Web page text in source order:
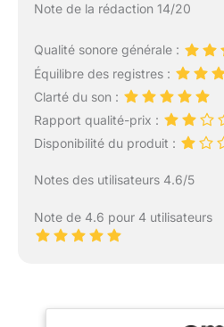
Note de la rédaction 14/20
Qualité sonore générale :
Équilibre des registres :
Clarté du son :
Rapport qualité-prix :
Disponibilité du produit :
Notes des utilisateurs 4.6/5
Note de 4.6 pour 4 utilisateurs